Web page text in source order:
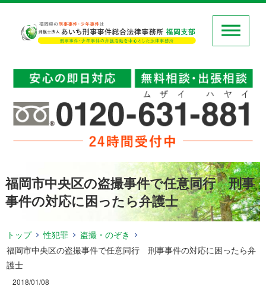
福岡市中央区の盗撮事件で任意同行 刑事
事件の対応に困ったら弁護士
トップ 性犯罪
盗撮・のぞき
福岡市中央区の盗撮事件で任意同行 刑事事件の対応に困ったら弁
護士
2018/01/08